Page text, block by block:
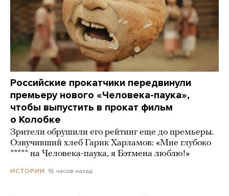
Российские прокатчики передвинули
премьеру нового «Человека-паука»,
чтобы выпустить в прокат фильм
о Колобке
Зрители обрушили его рейтинг еще до премьеры.
Озвучивший хлеб Гарик Харламов: «Мне глубоко
***** на Человека-паука, я Бэтмена люблю!»
ИСТОРИИ 16 часов назад